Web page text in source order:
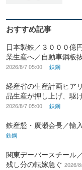
おすすめ記事
日本製鉄／３０００億
業生産へ／自動車鋼板
2026/8/7 05:00 鉄鋼
経産省の生産計画ヒア
品生産が押し上げ、駆
2026/8/7 05:00 鉄鋼
鉄産懇・廣瀬会長／輸
鉄鋼
関東デーバースチール
残し分の転嫁急ぐ 2026/